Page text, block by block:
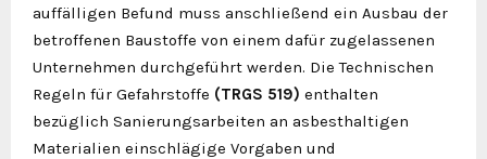
auffälligen Befund muss anschließend ein Ausbau der
betroffenen Baustoffe von einem dafür zugelassenen
Unternehmen durchgeführt werden. Die Technischen
Regeln für Gefahrstoffe (TRGS 519) enthalten
bezüglich Sanierungsarbeiten an asbesthaltigen
Materialien einschlägige Vorgaben und